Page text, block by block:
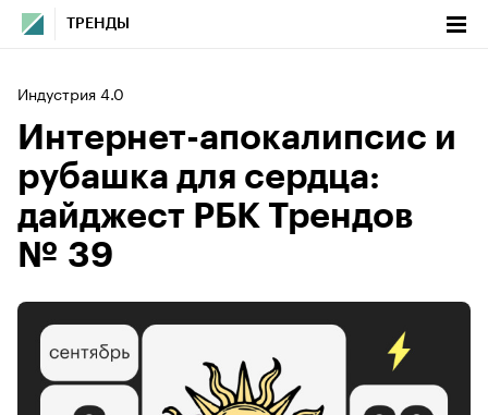
ТРЕНДЫ
Индустрия 4.0
Интернет-апокалипсис и
рубашка для сердца:
дайджест РБК Трендов
№ 39